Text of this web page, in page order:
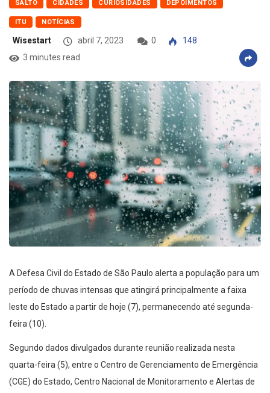
SALTO CIDADES CURIOSIDADES DEPOIMENTOS
ITU NOTÍCIAS
Wisestart abril 7, 2023 0
148
3 minutes read
A Defesa Civil do Estado de São Paulo alerta a população para um
período de chuvas intensas que atingirá principalmente a faixa
leste do Estado a partir de hoje (7), permanecendo até segunda-
feira (10).
Segundo dados divulgados durante reunião realizada nesta
quarta-feira (5), entre o Centro de Gerenciamento de Emergência
(CGE) do Estado, Centro Nacional de Monitoramento e Alertas de